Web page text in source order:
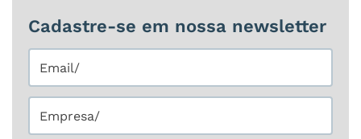
Cadastre-se em nossa newsletter